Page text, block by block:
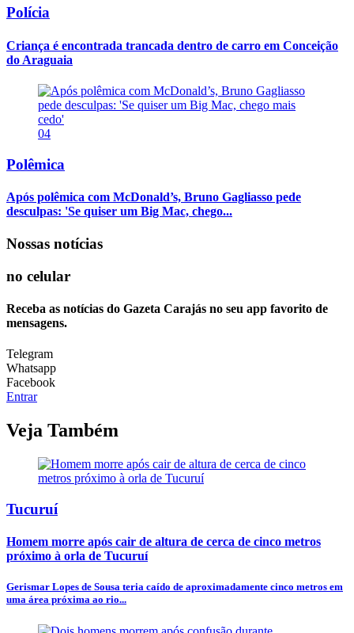
Polícia
Criança é encontrada trancada dentro de carro em Conceição
do Araguaia
04
Polêmica
Após polêmica com McDonald’s, Bruno Gagliasso pede
desculpas: 'Se quiser um Big Mac, chego...
Nossas notícias
no celular
Receba as notícias do Gazeta Carajás no seu app favorito de
mensagens.
Telegram
Whatsapp
Facebook
Entrar
Veja Também
Tucuruí
Homem morre após cair de altura de cerca de cinco metros
próximo à orla de Tucuruí
Gerismar Lopes de Sousa teria caído de aproximadamente cinco metros em
uma área próxima ao rio...